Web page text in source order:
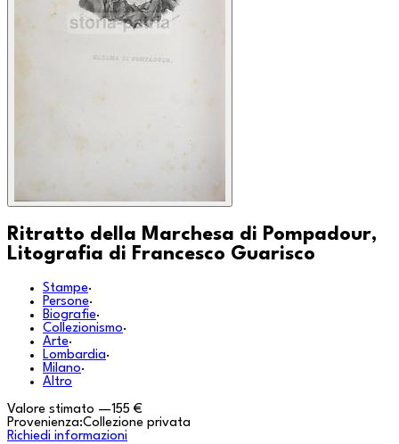
Ritratto della Marchesa di Pompadour,
Litografia di Francesco Guarisco
Stampe·
Persone·
Biografie·
Collezionismo·
Arte·
Lombardia·
Milano·
Altro
Valore stimato —155 €
Provenienza:Collezione privata
Richiedi informazioni